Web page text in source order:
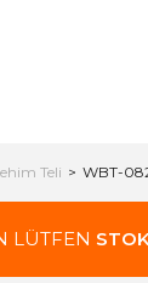
Teli WBT-
LÜTFEN